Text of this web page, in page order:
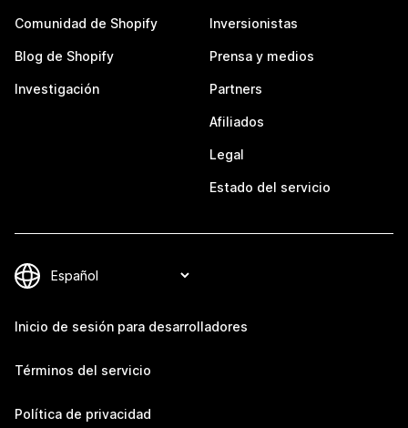
Comunidad de Shopify
Blog de Shopify
Investigación
Inversionistas
Prensa y medios
Partners
Afiliados
Legal
Estado del servicio
Inicio de sesión para desarrolladores
Términos del servicio
Política de privacidad